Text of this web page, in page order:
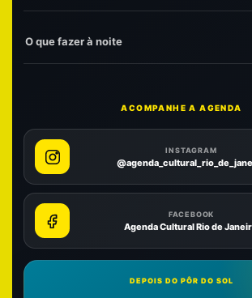
O que fazer à noite
ACOMPANHE A AGENDA
INSTAGRAM
FACEBOOK
Agenda Cultural Rio de
DEPOIS DO PÔR DO SOL